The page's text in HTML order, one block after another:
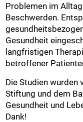
Problemen im
Beschwerden.
Gesundheit
langfristigen
betroffener
Die Studien wurden
Stiftung und dem
Gesundheit und
Dank!